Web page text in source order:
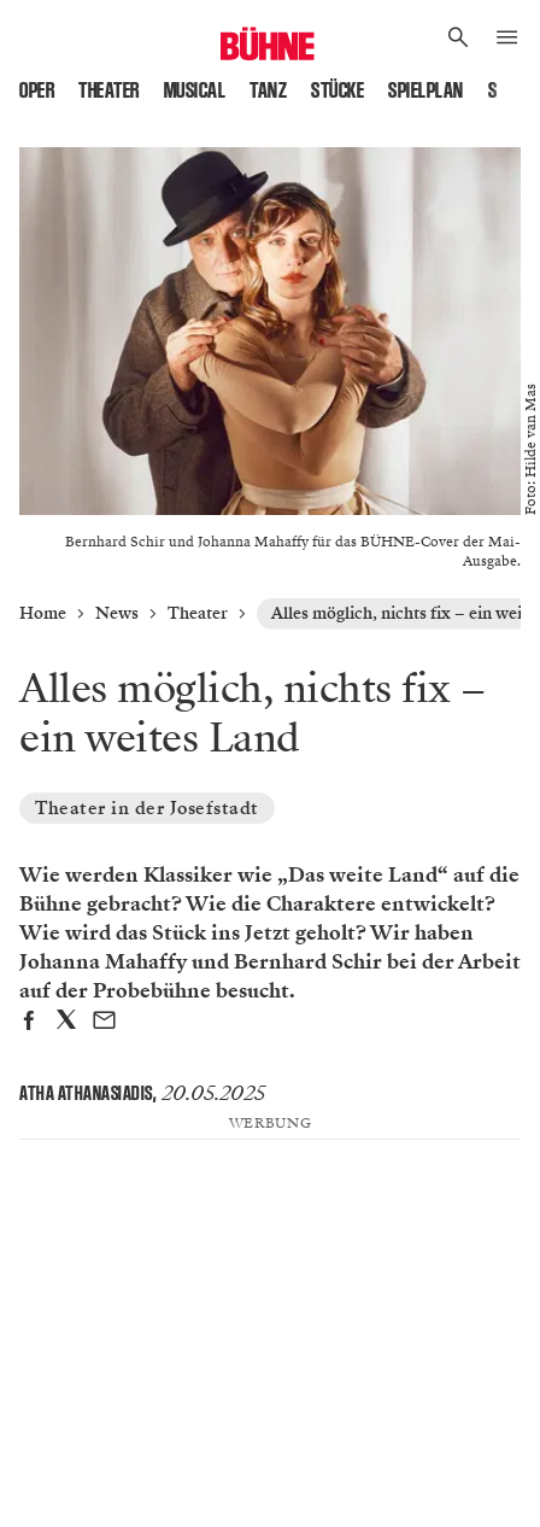
OPER THEATER MUSICAL TANZ STÜCKE SPIELPLAN
Bernhard Schir und Johanna Mahaffy für das BÜHNE-Cover der Mai-
Ausgabe.
Foto: Hilde van Mas
Home News Theater Alles möglich, nichts fix – ein
Alles möglich, nichts fix –
ein weites Land
Theater in der Josefstadt
Wie werden Klassiker wie „Das weite Land“ auf die
Bühne gebracht? Wie die Charaktere entwickelt?
Wie wird das Stück ins Jetzt geholt? Wir haben
Johanna Mahaffy und Bernhard Schir bei der Arbeit
auf der Probebühne besucht.
ATHA ATHANASIADIS, 20.05.2025
WERBUNG